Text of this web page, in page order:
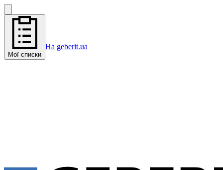
Мої списки
На geberit.ua